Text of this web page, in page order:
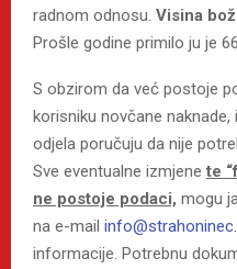
radnom odnosu. Visina
Prošle godine primilo ju je
S obzirom da već postoje
korisniku novčane
odjela poručuju da nije
Sve eventualne izmjene te
ne postoje podaci, mogu
na e-mail
informacije. Potrebnu